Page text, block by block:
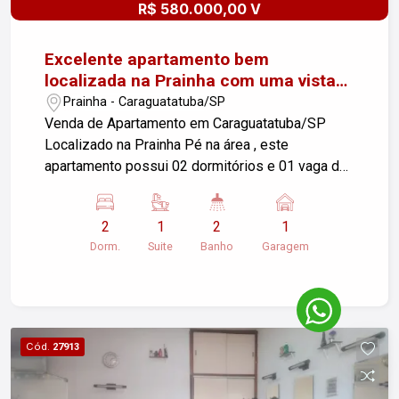
Para mais informações ou agendar uma visita,
R$ 580.000,00 V
Excelente apartamento bem
localizada na Prainha com uma vista
deslumbrante !!!
Prainha - Caraguatatuba/SP
Venda de Apartamento em Caraguatatuba/SP
Localizado na Prainha Pé na área , este
apartamento possui 02 dormitórios e 01 vaga de
um espaço amplo e confortável para a sua
imóvel em uma das regiões mais procuradas de
2
Dorm.
1
Suite
2
Banho
1
Garagem
Cód. 27913